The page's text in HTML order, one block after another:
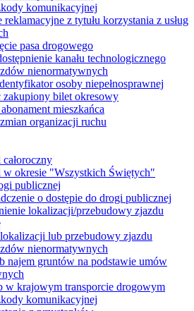
komunikacyjnej
reklamacyjne z tytułu korzystania z usług
pasa drogowego
kanału technologicznego
nienormatywnych
osoby niepełnosprawnej
zakupiony bilet okresowy
mieszkańca
organizacji ruchu
w okresie "Wszystkich Świętych"
publicznej
o dostępie do drogi publicznej
lokalizacji/przebudowy zjazdu
lub przebudowy zjazdu
nienormatywnych
najem gruntów na podstawie umów
w krajowym transporcie drogowym
komunikacyjnej